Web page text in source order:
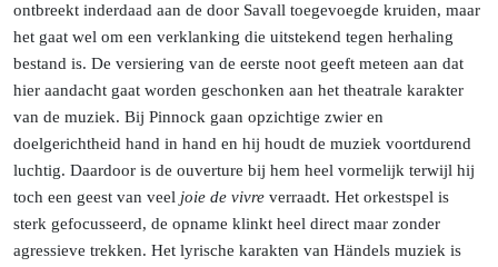
ontbreekt inderdaad aan de door Savall toegevoegde kruiden, maar
het gaat wel om een verklanking die uitstekend tegen herhaling
bestand is. De versiering van de eerste noot geeft meteen aan dat
hier aandacht gaat worden geschonken aan het theatrale karakter
van de muziek. Bij Pinnock gaan opzichtige zwier en
doelgerichtheid hand in hand en hij houdt de muziek voortdurend
luchtig. Daardoor is de ouverture bij hem heel vormelijk terwijl hij
toch een geest van veel joie de vivre verraadt. Het orkestspel is
sterk gefocusseerd, de opname klinkt heel direct maar zonder
agressieve trekken. Het lyrische karakten van Händels muziek is